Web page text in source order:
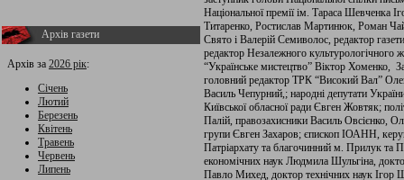
Архів газети
Архів за 2026 рік:
Січень
Лютий
Березень
Квітень
Травень
Червень
Липень
Національної премії ім. Тараса Шевченка
Титаренко, Ростислав Мартинюк, Роман
Свято і Валерій Семиволос, редактор
редактор Незалежного культурологічного
“Українське мистецтво” Віктор Хоменко,
головний редактор ТРК “Високий Вал”
Василь Чепурний,; народні депутати
Київської обласної ради Євген Жовтяк;
Палій, правозахисники Василь Овсієнко,
групи Євген Захаров; єпископ ІОАНН,
Патріархату та благочинний м. Прилук
економічних наук Людмила Шульгіна,
Павло Михед, доктор технічних наук Ігор